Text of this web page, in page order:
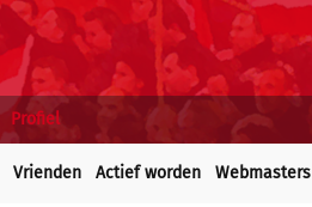
Profiel
Vrienden Actief worden Webmasters